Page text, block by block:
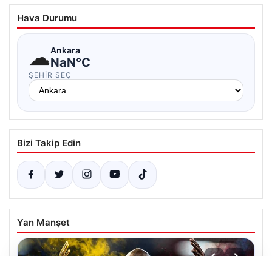
Hava Durumu
☁Ankara
NaN°C
ŞEHIR SEÇ
Bizi Takip Edin
Yan Manşet